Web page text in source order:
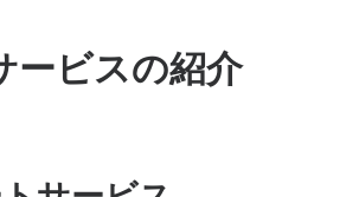
ービスの紹介